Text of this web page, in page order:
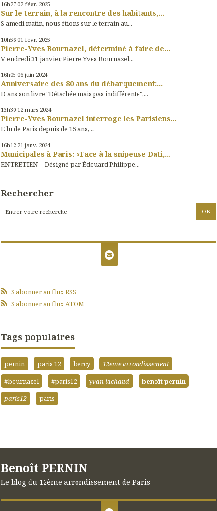
16h27 02 févr. 2025
Sur le terrain, à la rencontre des habitants,...
S amedi matin, nous étions sur le terrain au...
10h56 01 févr. 2025
Pierre-Yves Bournazel, déterminé à faire de...
V endredi 31 janvier, Pierre Yves Bournazel...
16h05 06 juin 2024
Anniversaire des 80 ans du débarquement:...
D ans son livre "Détachée mais pas indifférente",...
13h30 12 mars 2024
Pierre-Yves Bournazel interroge les Parisiens...
E lu de Paris depuis de 15 ans, ...
16h12 21 janv. 2024
Municipales à Paris: «Face à la snipeuse Dati,...
ENTRETIEN - Désigné par Édouard Philippe...
Rechercher
S'abonner au flux RSS
S'abonner au flux ATOM
Tags populaires
pernin paris 12 bercy
12eme arrondissement
#bournazel
#paris12 yvan lachaud
benoît pernin
paris12
paris
Benoît PERNIN
Le blog du 12ème arrondissement de Paris